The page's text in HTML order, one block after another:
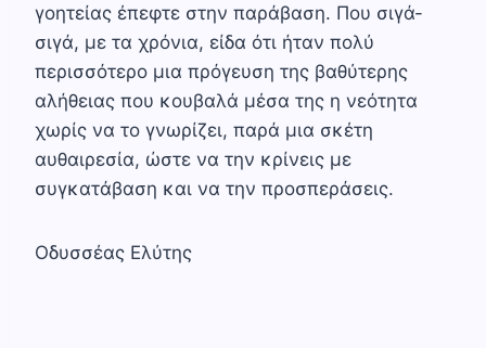
γοητείας έπεφτε στην παράβαση. Που σιγά-
σιγά, με τα χρόνια, είδα ότι ήταν πολύ
περισσότερο μια πρόγευση της βαθύτερης
αλήθειας που κουβαλά μέσα της η νεότητα
χωρίς να το γνωρίζει, παρά μια σκέτη
αυθαιρεσία, ώστε να την κρίνεις με
συγκατάβαση και να την προσπεράσεις.
Οδυσσέας Ελύτης